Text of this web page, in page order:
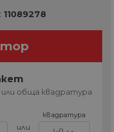
11089278
обща квадратура
или
квадратура